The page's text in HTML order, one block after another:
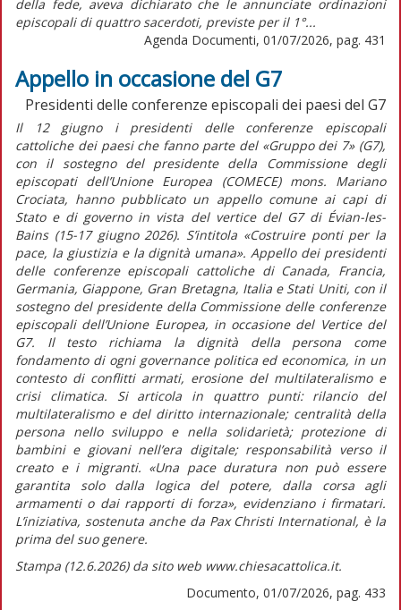
della fede, aveva dichiarato che le annunciate ordinazioni
episcopali di quattro sacerdoti, previste per il 1°...
Agenda Documenti, 01/07/2026, pag. 431
Appello in occasione del G7
Presidenti delle conferenze episcopali dei paesi del G7
Il 12 giugno i presidenti delle conferenze episcopali
cattoliche dei paesi che fanno parte del «Gruppo dei 7» (G7),
con il sostegno del presidente della Commissione degli
episcopati dell’Unione Europea (COMECE) mons. Mariano
Crociata, hanno pubblicato un appello comune ai capi di
Stato e di governo in vista del vertice del G7 di Évian-les-
Bains (15-17 giugno 2026). S’intitola «Costruire ponti per la
pace, la giustizia e la dignità umana». Appello dei presidenti
delle conferenze episcopali cattoliche di Canada, Francia,
Germania, Giappone, Gran Bretagna, Italia e Stati Uniti, con il
sostegno del presidente della Commissione delle conferenze
episcopali dell’Unione Europea, in occasione del Vertice del
G7. Il testo richiama la dignità della persona come
fondamento di ogni governancepolitica ed economica, in un
contesto di conflitti armati, erosione del multilateralismo e
crisi climatica. Si articola in quattro punti: rilancio del
multilateralismo e del diritto internazionale; centralità della
persona nello sviluppo e nella solidarietà; protezione di
bambini e giovani nell’era digitale; responsabilità verso il
creato e i migranti. «Una pace duratura non può essere
garantita solo dalla logica del potere, dalla corsa agli
armamenti o dai rapporti di forza», evidenziano i firmatari.
L’iniziativa, sostenuta anche da Pax Christi International, è la
prima del suo genere.
Stampa (12.6.2026) da sito web www.chiesacattolica.it.
Documento, 01/07/2026, pag. 433